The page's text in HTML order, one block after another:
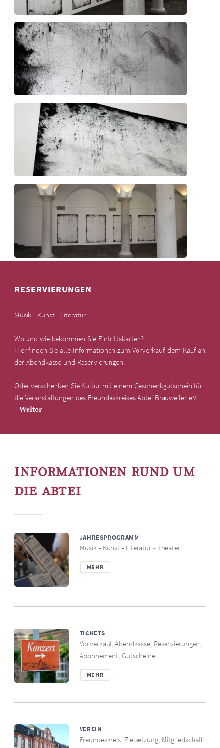
RESERVIERUNGEN
Musik - Kunst - Literatur
Wo und wie bekommen Sie Eintrittskarten?
Hier finden Sie alle Informationen zum Vorverkauf, dem Kauf an
der Abendkasse und Reservierungen.
Oder verschenken Sie Kultur mit einem Geschenkgutschein für
die Veranstaltungen des Freundeskreises Abtei Brauweiler e.V.
Weiter
INFORMATIONEN RUND UM
DIE ABTEI
JAHRESPROGRAMM
Musik - Kunst - Literatur - Theater
MEHR
TICKETS
Vorverkauf, Abendkasse, Reservierungen,
Abonnement, Gutscheine
MEHR
VEREIN
Freundeskreis, Zielsetzung, Mitgliedschaft